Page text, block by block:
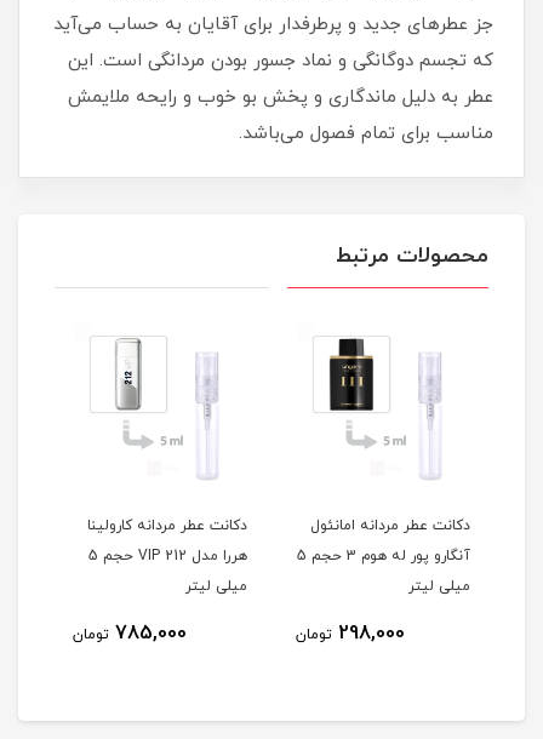
جز عطرهای جدید و پرطرفدار برای آقایان به حساب می‌آید
که تجسم دوگانگی و نماد جسور بودن مردانگی است. این
عطر به دلیل ماندگاری و پخش بو خوب و رایحه ملایمش
مناسب برای تمام فصول می‌باشد.
محصولات مرتبط
دکانت عطر مردانه امانئول
آنگارو پور له هوم 3 حجم 5
میلی لیتر
298,000 تومان
دکانت عطر مردانه کارولینا
هررا مدل 212 VIP حجم 5
میلی لیتر
785,000 تومان